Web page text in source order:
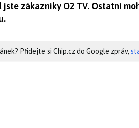
jste zákazníky O2 TV. Ostatní
Přidejte si Chip.cz do Google zpráv,